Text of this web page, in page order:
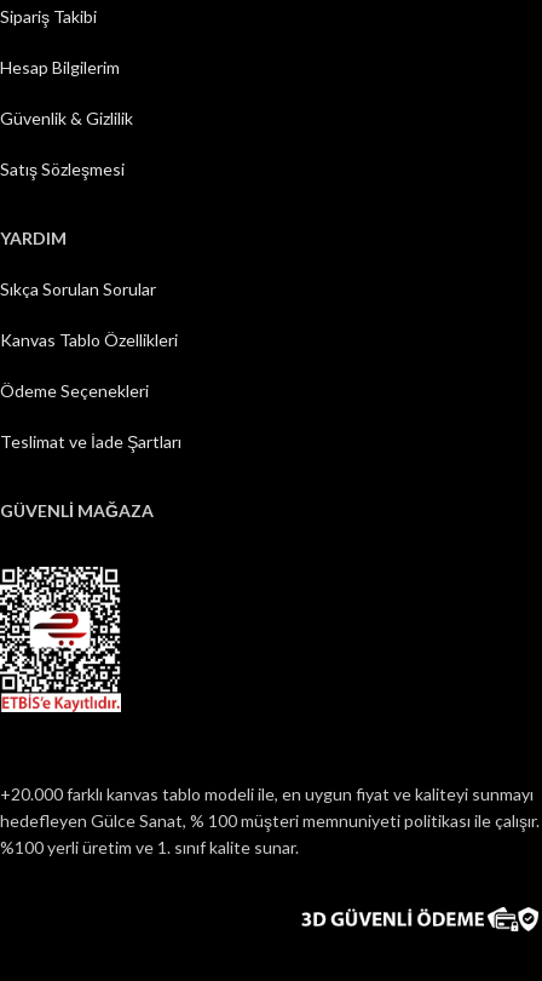
Sipariş Takibi
Hesap Bilgilerim
Güvenlik & Gizlilik
Satış Sözleşmesi
YARDIM
Sıkça Sorulan Sorular
Kanvas Tablo Özellikleri
Ödeme Seçenekleri
Teslimat ve İade Şartları
GÜVENLİ MAĞAZA
+20.000 farklı kanvas tablo modeli ile, en uygun fiyat ve kaliteyi sunmayı
hedefleyen Gülce Sanat, % 100 müşteri memnuniyeti politikası ile çalışır.
%100 yerli üretim ve 1. sınıf kalite sunar.